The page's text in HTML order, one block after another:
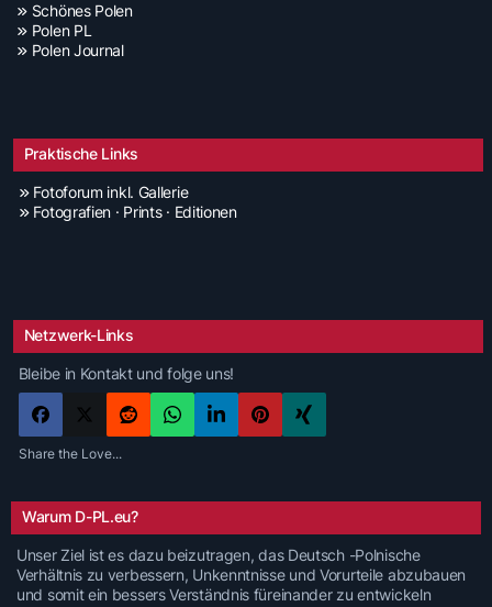
Schönes Polen
Polen PL
Polen Journal
Praktische Links
Fotoforum inkl. Gallerie
Fotografien · Prints · Editionen
Netzwerk-Links
Bleibe in Kontakt und folge uns!
Share the Love...
Warum D-PL.eu?
Unser Ziel ist es dazu beizutragen, das Deutsch -Polnische
Verhältnis zu verbessern, Unkenntnisse und Vorurteile abzubauen
und somit ein bessers Verständnis füreinander zu entwickeln